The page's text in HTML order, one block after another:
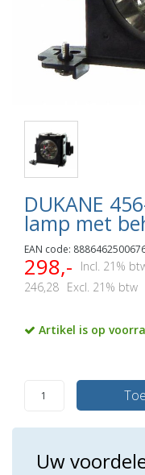
DUKANE
lamp met
EAN code:
298,-
Incl. 21%
246,28 Excl. 21% btw
Artikel is op
Uw